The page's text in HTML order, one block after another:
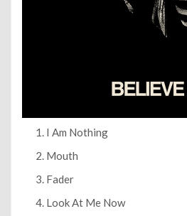
I Am Nothing
Mouth
Fader
Look At Me Now